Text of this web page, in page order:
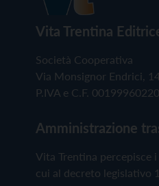
Vita Trentina
Società Cooperativa
Via Monsignor Endrici,
P.IVA e C.F. 00199960220
Amministrazione
Vita Trentina
cui al decreto legislativo